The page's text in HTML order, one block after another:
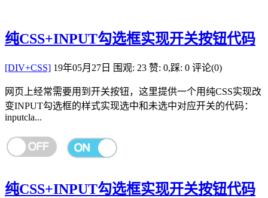
纯CSS+INPUT勾选框实现开关按钮代码
[DIV+CSS] 19年05月27日 围观: 23 赞: 0,踩: 0 评论(0)
网页上经常需要用到开关按钮，这里提供一个用纯CSS实现改
变INPUT勾选框的样式实现选中和未选中对应开关的代码：
inputcla...
纯CSS+INPUT勾选框实现开关按钮代码